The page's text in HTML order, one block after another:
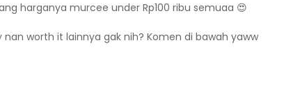
harganya murcee under Rp100 ribu semuaa 😍
worth it lainnya gak nih? Komen di bawah yaww